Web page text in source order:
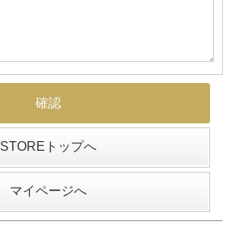
STOREトップへ
マイページへ